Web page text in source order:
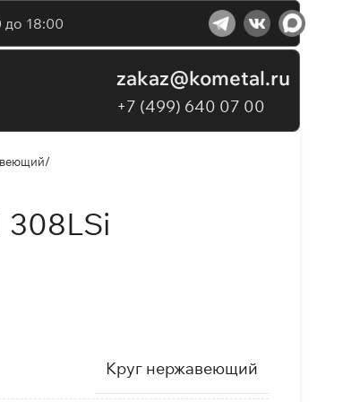
до 18:00
zakaz@kometal.ru
+7 (499) 640 07 00
Круг нержавеющий